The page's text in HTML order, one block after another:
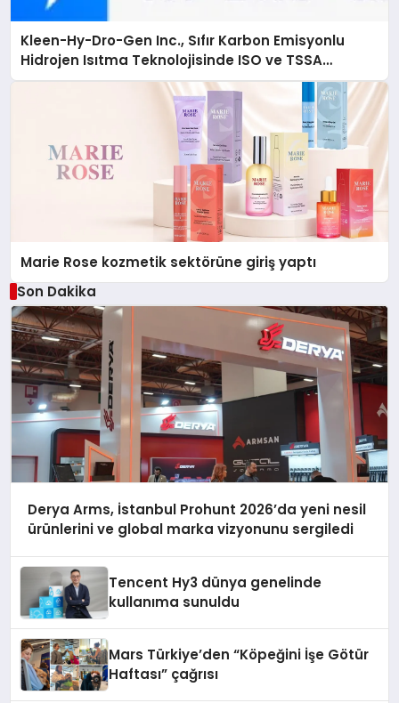
Kleen-Hy-Dro-Gen Inc., Sıfır Karbon Emisyonlu
Hidrojen Isıtma Teknolojisinde ISO ve TSSA
Düzenleyici Onaylarını Aldı
Marie Rose kozmetik sektörüne giriş yaptı
Son Dakika
Derya Arms, İstanbul Prohunt 2026’da yeni nesil
ürünlerini ve global marka vizyonunu sergiledi
Tencent Hy3 dünya genelinde
kullanıma sunuldu
Mars Türkiye’den “Köpeğini İşe Götür
Haftası” çağrısı